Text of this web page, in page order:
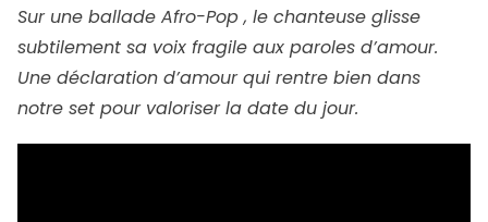
Sur une ballade Afro-Pop , le chanteuse glisse
subtilement sa voix fragile aux paroles d’amour.
Une déclaration d’amour qui rentre bien dans
notre set pour valoriser la date du jour.